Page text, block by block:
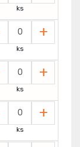
ks
+
ks
+
ks
+
ks